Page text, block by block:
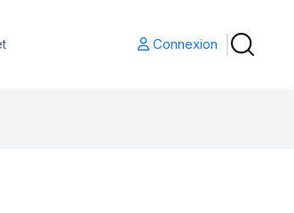
Connexion